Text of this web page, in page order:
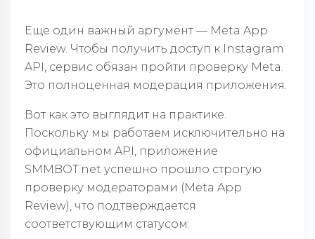
Еще один важный аргумент — Meta App
Review. Чтобы получить доступ к Instagram
API, сервис обязан пройти проверку Meta.
Это полноценная модерация приложения.
Вот как это выглядит на практике.
Поскольку мы работаем исключительно на
официальном API, приложение
SMMBOT.net успешно прошло строгую
проверку модераторами (Meta App
Review), что подтверждается
соответствующим статусом: